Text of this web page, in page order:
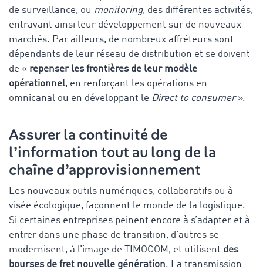
de surveillance, ou monitoring, des différentes activités,
entravant ainsi leur développement sur de nouveaux
marchés. Par ailleurs, de nombreux affréteurs sont
dépendants de leur réseau de distribution et se doivent
de « repenser les frontières de leur modèle
opérationnel, en renforçant les opérations en
omnicanal ou en développant le Direct to consumer».
Assurer la continuité de
l’information tout au long de la
chaîne d’approvisionnement
Les nouveaux outils numériques, collaboratifs ou à
visée écologique, façonnent le monde de la logistique.
Si certaines entreprises peinent encore à s’adapter et à
entrer dans une phase de transition, d’autres se
modernisent, à l’image de TIMOCOM, et utilisent des
bourses de fret nouvelle génération. La transmission